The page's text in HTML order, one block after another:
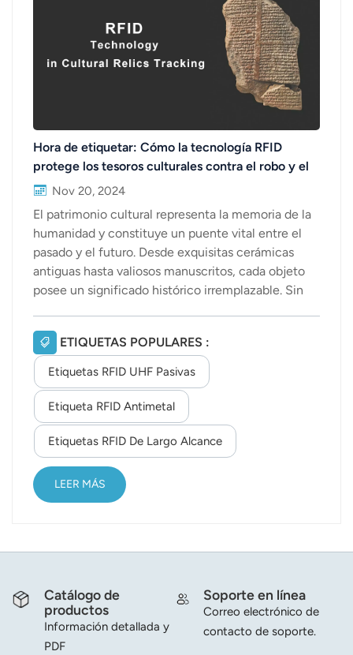
Hora de etiquetar: Cómo la tecnología RFID
protege los tesoros culturales contra el robo y el
tráfico ilegal.
Nov 20, 2024
El patrimonio cultural representa la memoria de la
humanidad y constituye un puente vital entre el
pasado y el futuro. Desde exquisitas cerámicas
antiguas hasta valiosos manuscritos, cada objeto
posee un significado histórico irremplazable. Sin
un grave desafío para la preservación del
patrimonio. El robo y el contrabando de reliquias
culturales no solo agotan los recursos culturales,
sino que también socavan la equidad del
intercambio cultural internacional. Salvaguardar
estos tesoros y combatir el comercio ilegal se ha
convertido en una prioridad mundial. En la era del
rápido avance tecnológico, la tecnología RFID
(Identificación por Radiofrecuencia) se ha
consolidado como una herramienta prometedora
ETIQUETAS POPULARES :
Etiquetas RFID UHF Pasivas
Etiqueta RFID Antimetal
Etiquetas RFID De Largo Alcance
LEER MÁS
Catálogo de
productos
Información detallada y
PDF
Soporte en línea
Correo electrónico de
contacto de soporte.